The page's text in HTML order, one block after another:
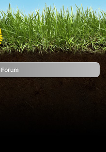
Forum